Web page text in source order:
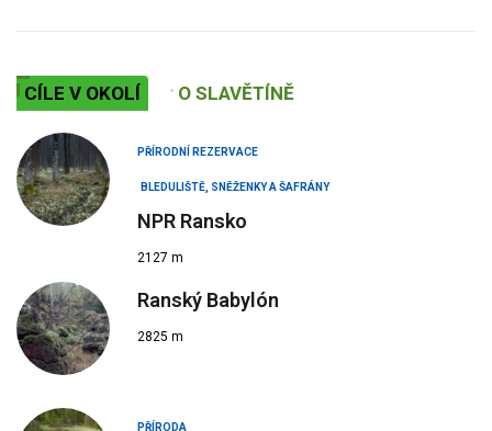
CÍLE V OKOLÍ O SLAVĚTÍNĚ
PŘÍRODNÍ REZERVACE
BLEDULIŠTĚ, SNĚŽENKY A ŠAFRÁNY
NPR Ransko
2127 m
Ranský Babylón
2825 m
PŘÍRODA